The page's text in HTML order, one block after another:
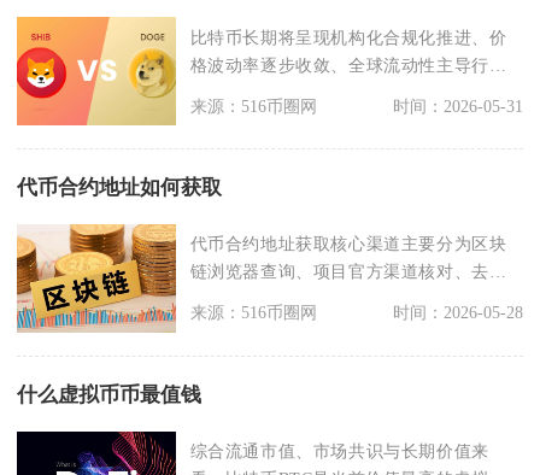
比特币长期将呈现机构化合规化推进、价
格波动率逐步收敛、全球流动性主导行
来源：516币圈网 时间：2026-05-31
代币合约地址如何获取
代币合约地址获取核心渠道主要分为区块
链浏览器查询、项目官方渠道核对、去中
心化钱包内检索三类
来源：516币圈网 时间：2026-05-28
什么虚拟币币最值钱
综合流通市值、市场共识与长期价值来